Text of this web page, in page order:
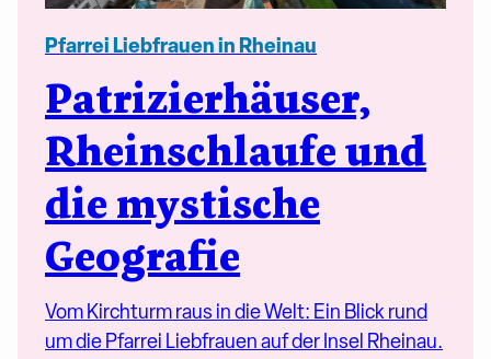
Pfarrei Liebfrauen in Rheinau
Patrizierhäuser,
Rheinschlaufe und
die mystische
Geografie
Vom Kirchturm raus in die Welt: Ein Blick rund
um die Pfarrei Liebfrauen auf der Insel Rheinau.